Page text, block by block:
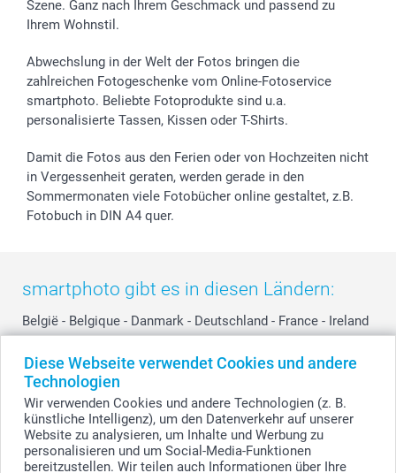
Diese Webseite verwendet Cookies und andere
Technologien
Wir verwenden Cookies und andere Technologien (z. B.
künstliche Intelligenz), um den Datenverkehr auf unserer
Website zu analysieren, um Inhalte und Werbung zu
personalisieren und um Social-Media-Funktionen
bereitzustellen. Wir teilen auch Informationen über Ihre
Investor Relations
B2B smartbusiness
Widerrufsrecht
Geburtstag
Geburt
Zu allen Anlässen
Anmelden /Registrieren
Sitemap
Status der Bestellung
smartfriends
smartgarantie
smartbonus
Szene. Ganz nach Ihrem Geschmack und passend zu
Ihrem Wohnstil.
Abwechslung in der Welt der Fotos bringen die
zahlreichen Fotogeschenke vom Online-Fotoservice
smartphoto. Beliebte Fotoprodukte sind u.a.
personalisierte Tassen, Kissen oder T-Shirts.
Damit die Fotos aus den Ferien oder von Hochzeiten nicht
in Vergessenheit geraten, werden gerade in den
Sommermonaten viele Fotobücher online gestaltet, z.B.
Fotobuch in DIN A4 quer.
smartphoto gibt es in diesen Ländern:
België - Belgique - Danmark - Deutschland - France - Ireland
Switzerland - Suomi - Sverige - United Kingdom -
Other Countries
Alle Preise verstehen sich in Schweizer Franken (CHF) inkl. MwSt. und zzgl.
Versandkosten.